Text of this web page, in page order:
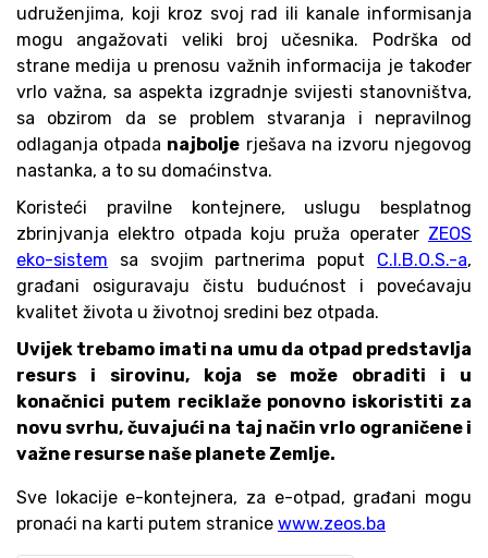
udruženjima, koji kroz svoj rad ili kanale informisanja
mogu angažovati veliki broj učesnika. Podrška od
strane medija u prenosu važnih informacija je također
vrlo važna, sa aspekta izgradnje svijesti stanovništva,
sa obzirom da se problem stvaranja i nepravilnog
odlaganja otpada najbolje rješava na izvoru njegovog
nastanka, a to su domaćinstva.
Koristeći pravilne kontejnere, uslugu besplatnog
zbrinjvanja elektro otpada koju pruža operater ZEOS
eko-sistem sa svojim partnerima poput C.I.B.O.S.-a,
građani osiguravaju čistu budućnost i povećavaju
kvalitet života u životnoj sredini bez otpada.
Uvijek trebamo imati na umu da otpad predstavlja
resurs i sirovinu, koja se može obraditi i u
konačnici putem reciklaže ponovno iskoristiti za
novu svrhu, čuvajući na taj način vrlo ograničene i
važne resurse naše planete Zemlje.
Sve lokacije e-kontejnera, za e-otpad, građani mogu
pronaći na karti putem stranice www.zeos.ba